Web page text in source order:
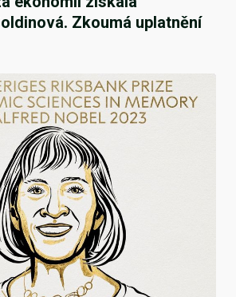
Zkoumá uplatnění